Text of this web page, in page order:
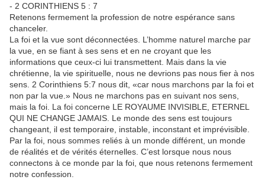
- 2 CORINTHIENS 5 : 7
Retenons fermement la profession de notre espérance sans
chanceler.
La foi et la vue sont déconnectées. L’homme naturel marche par
la vue, en se fiant à ses sens et en ne croyant que les
informations que ceux-ci lui transmettent. Mais dans la vie
chrétienne, la vie spirituelle, nous ne devrions pas nous fier à nos
sens. 2 Corinthiens 5:7 nous dit, «car nous marchons par la foi et
non par la vue.» Nous ne marchons pas en suivant nos sens,
mais la foi. La foi concerne LE ROYAUME INVISIBLE, ETERNEL
QUI NE CHANGE JAMAIS. Le monde des sens est toujours
changeant, il est temporaire, instable, inconstant et imprévisible.
Par la foi, nous sommes reliés à un monde différent, un monde
de réalités et de vérités éternelles. C’est lorsque nous nous
connectons à ce monde par la foi, que nous retenons fermement
notre confession.